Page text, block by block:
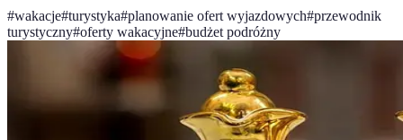
#wakacje#turystyka#planowanie ofert wyjazdowych#przewodnik
turystyczny#oferty wakacyjne#budżet podróżny